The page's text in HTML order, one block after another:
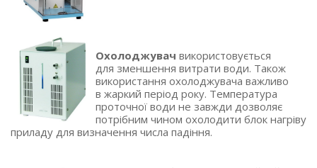
Охолоджувач використовується
для зменшення витрати води. Також
використання охолоджувача важливо
в жаркий період року. Температура
проточної води не завжди дозволяє
потрібним чином охолодити блок нагріву
приладу для визначення числа падіння.